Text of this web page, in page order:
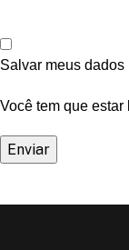
Salvar meus dados
Você tem que